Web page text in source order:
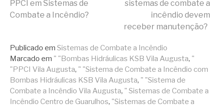
PPCI em Sistemas de
Combate a Incêndio?
sistemas de combate a
incêndio devem
receber manutenção?
Publicado em Sistemas de Combate a Incêndio
Marcado em " "Bombas Hidráulicas KSB Vila Augusta, "
"PPCI Vila Augusta, " "Sistema de Combate a Incêndio com
Bombas Hidráulicas KSB Vila Augusta, " "Sistema de
Combate a Incêndio Vila Augusta, " Sistemas de Combate a
Incêndio Centro de Guarulhos, "Sistemas de Combate a